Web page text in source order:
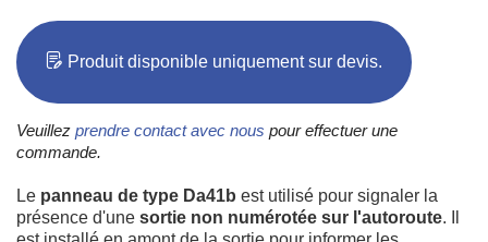
Produit disponible uniquement sur devis.
Veuillez prendre contact avec nous pour effectuer une
commande.
Le panneau de type Da41b est utilisé pour signaler la
présence d'une sortie non numérotée sur l'autoroute. Il